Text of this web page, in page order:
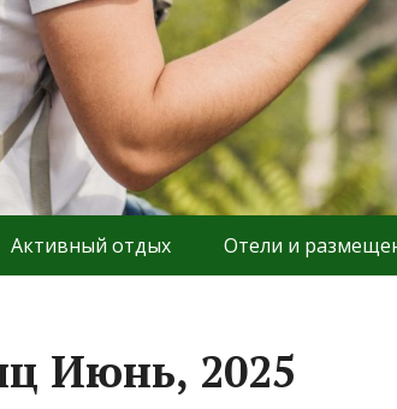
Активный отдых Отели и
Июнь, 2025